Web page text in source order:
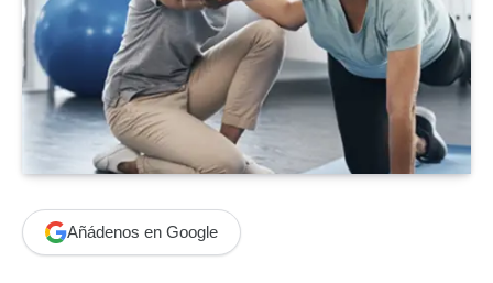
Añádenos en Google